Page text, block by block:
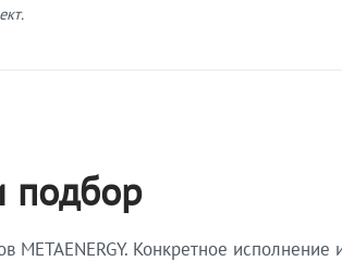
подбор
METAENERGY. Конкретное